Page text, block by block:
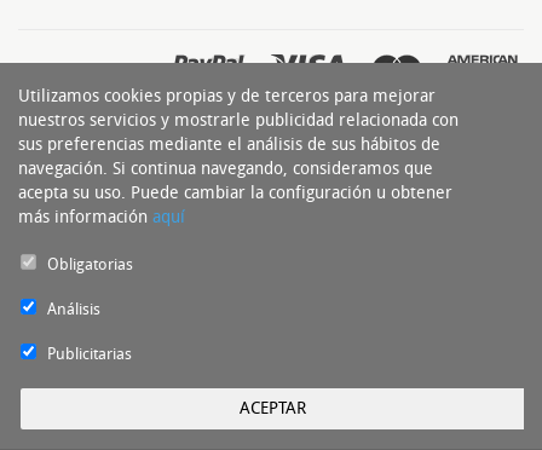
Utilizamos cookies propias y de terceros para mejorar
nuestros servicios y mostrarle publicidad relacionada con
sus preferencias mediante el análisis de sus hábitos de
navegación. Si continua navegando, consideramos que
acepta su uso. Puede cambiar la configuración u obtener
más información aquí
Obligatorias
Análisis
Publicitarias
ACEPTAR